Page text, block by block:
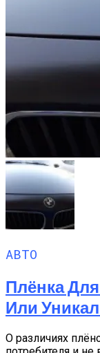
АВТО
Плёнка
Или
О различиях